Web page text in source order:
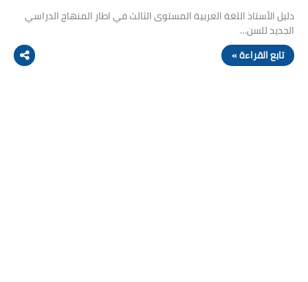
دليل الأستاذ اللغة العربية المستوى الثالث في اطار المنهاج الدراسي
الجديد للسن…
تابع القراءة »